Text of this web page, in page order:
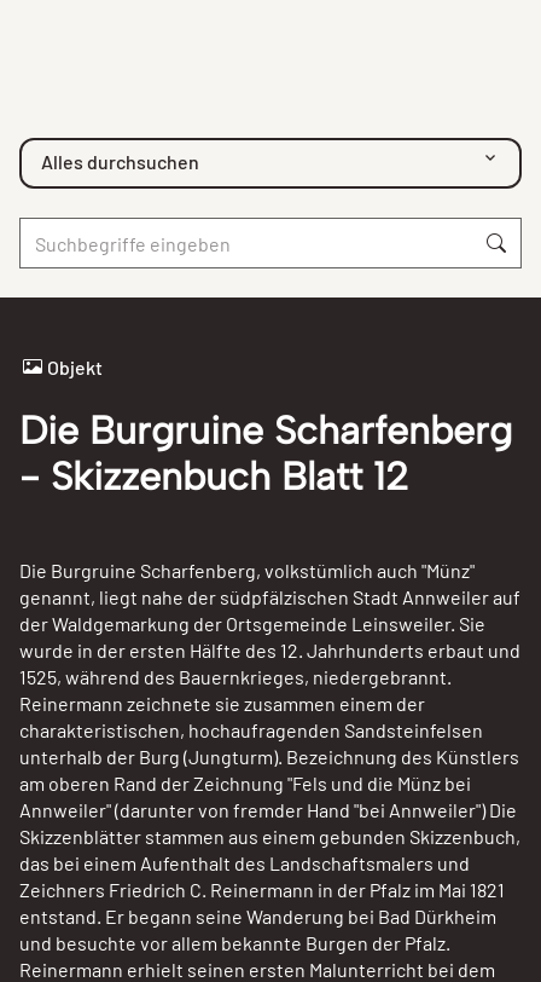
Alles durchsuchen
Objekt
Die Burgruine Scharfenberg
- Skizzenbuch Blatt 12
Die Burgruine Scharfenberg, volkstümlich auch "Münz"
genannt, liegt nahe der südpfälzischen Stadt Annweiler auf
der Waldgemarkung der Ortsgemeinde Leinsweiler. Sie
wurde in der ersten Hälfte des 12. Jahrhunderts erbaut und
1525, während des Bauernkrieges, niedergebrannt.
Reinermann zeichnete sie zusammen einem der
charakteristischen, hochaufragenden Sandsteinfelsen
unterhalb der Burg (Jungturm). Bezeichnung des Künstlers
am oberen Rand der Zeichnung "Fels und die Münz bei
Annweiler" (darunter von fremder Hand "bei Annweiler") Die
Skizzenblätter stammen aus einem gebunden Skizzenbuch,
das bei einem Aufenthalt des Landschaftsmalers und
Zeichners Friedrich C. Reinermann in der Pfalz im Mai 1821
entstand. Er begann seine Wanderung bei Bad Dürkheim
und besuchte vor allem bekannte Burgen der Pfalz.
Reinermann erhielt seinen ersten Malunterricht bei dem